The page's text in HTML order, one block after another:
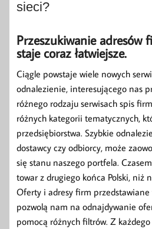
sieci?
Przeszukiwanie adresów
staje coraz łatwiejsze.
Ciągle powstaje wiele nowych
odnalezienie, interesującego nas
różnego rodzaju serwisach spis
różnych kategorii tematycznych,
przedsiębiorstwa. Szybkie
dostawcy czy odbiorcy, może
się stanu naszego portfela.
towar z drugiego końca Polski, niż
Oferty i adresy firm
pozwolą nam na odnajdywanie
pomocą różnych filtrów. Z